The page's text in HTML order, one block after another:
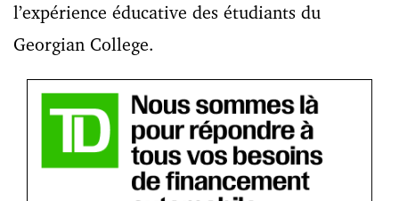
l’expérience éducative des étudiants du
Georgian College.